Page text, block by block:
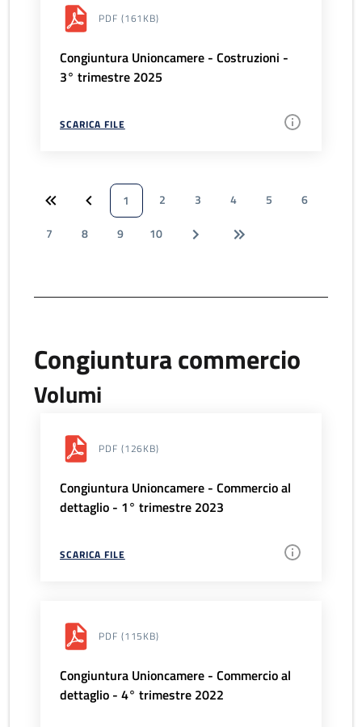
PDF (161KB)
Congiuntura Unioncamere - Costruzioni -
3° trimestre 2025
SCARICA FILE
1 2 3 4 5
6
7
8 9 10
Congiuntura commercio
Volumi
PDF (126KB)
Congiuntura Unioncamere - Commercio al
dettaglio - 1° trimestre 2023
SCARICA FILE
PDF (115KB)
Congiuntura Unioncamere - Commercio al
dettaglio - 4° trimestre 2022